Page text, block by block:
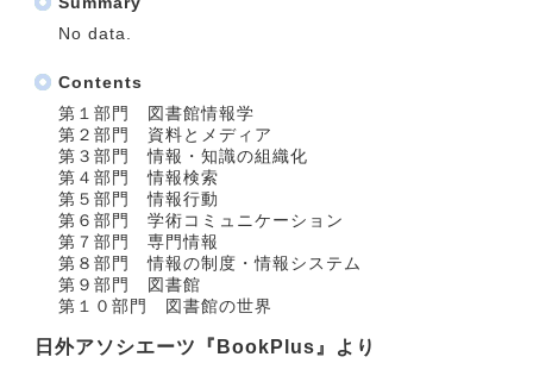
No data.
Contents
第１部門 図書館情報学
第２部門 資料とメディア
第３部門 情報・知識の組織化
第４部門 情報検索
第５部門 情報行動
第６部門 学術コミュニケーション
第７部門 専門情報
第８部門 情報の制度・情報システム
第９部門 図書館
第１０部門 図書館の世界
日外アソシエーツ『BookPlus』より